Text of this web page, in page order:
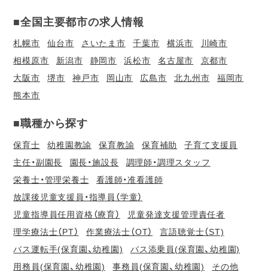
■全国主要都市の求人情報
札幌市 仙台市 さいたま市 千葉市 横浜市
川崎市
相模原市
新潟市 静岡市 浜松市 名古屋市
京都市
大阪市
堺市 神戸市 岡山市 広島市 北九州市
福岡市
熊本市
■職種から探す
保育士 幼稚園教諭 保育教諭 保育補助
子育て支援員
主任・副園長
園長・施設長
調理師・調理スタッフ
栄養士・管理栄養士
看護師・准看護師
放課後児童支援員・指導員（学童）
児童指導員任用資格（療育）
児童発達支援管理責任者
理学療法士（PT）
作業療法士（OT）
言語聴覚士（ST)
バス運転手(保育園、幼稚園)
バス添乗員(保育園、幼稚園)
用務員(保育園、幼稚園)
事務員(保育園、幼稚園) その他